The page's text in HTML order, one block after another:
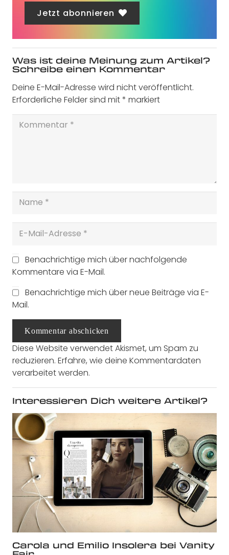
Jetzt abonnieren
Was ist deine Meinung zum Artikel?
Schreibe einen Kommentar
Deine E-Mail-Adresse wird nicht veröffentlicht.
Erforderliche Felder sind mit* markiert
Benachrichtige mich über nachfolgende
Kommentare via E-Mail.
Benachrichtige mich über neue Beiträge via E-
Mail.
Kommentar abschicken
Diese Website verwendet Akismet, um Spam zu
reduzieren. Erfahre, wie deine Kommentardaten
verarbeitet werden.
Interessieren Dich weitere Artikel?
Carola und Emilio Insolera bei Vanity